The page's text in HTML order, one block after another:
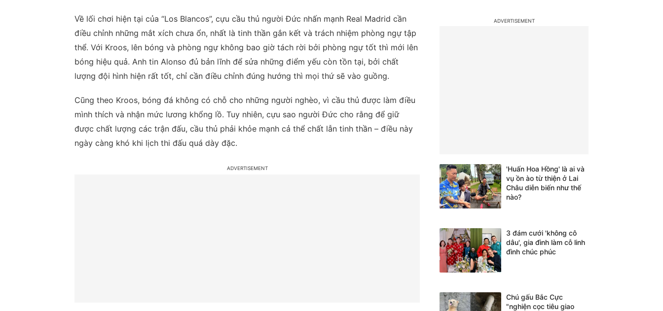
Về lối chơi hiện tại của “Los Blancos”, cựu cầu thủ người Đức nhấn mạnh Real Madrid cần
điều chỉnh những mắt xích chưa ổn, nhất là tinh thần gắn kết và trách nhiệm phòng ngự tập
thể. Với Kroos, lên bóng và phòng ngự không bao giờ tách rời bởi phòng ngự tốt thì mới lên
bóng hiệu quả. Anh tin Alonso đủ bản lĩnh để sửa những điểm yếu còn tồn tại, bởi chất
lượng đội hình hiện rất tốt, chỉ cần điều chỉnh đúng hướng thì mọi thứ sẽ vào guồng.
Cũng theo Kroos, bóng đá không có chỗ cho những người nghèo, vì cầu thủ được làm điều
mình thích và nhận mức lương khổng lồ. Tuy nhiên, cựu sao người Đức cho rằng để giữ
được chất lượng các trận đấu, cầu thủ phải khỏe mạnh cả thể chất lẫn tinh thần – điều này
ngày càng khó khi lịch thi đấu quá dày đặc.
'Huấn Hoa Hồng' là ai và
vụ ồn ào từ thiện ở Lai
Châu diễn biến như thế
nào?
3 đám cưới 'không cô
dâu', gia đình làm cỗ linh
đình chúc phúc
Chú gấu Bắc Cực
"nghiện cọc tiêu giao